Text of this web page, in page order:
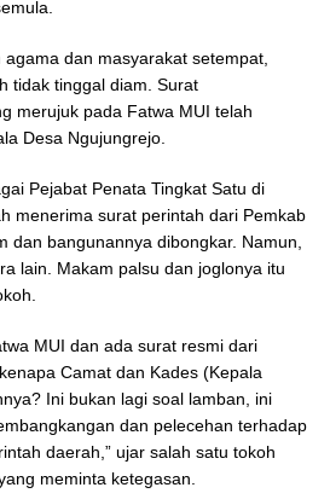
dan masyarakat setempat,
tidak tinggal diam. Surat
merujuk pada Fatwa MUI telah
Desa Ngujungrejo.
Pejabat Penata Tingkat Satu di
menerima surat perintah dari Pemkab
dan bangunannya dibongkar. Namun,
lain. Makam palsu dan joglonya itu
MUI dan ada surat resmi dari
Camat dan Kades (Kepala
Ini bukan lagi soal lamban, ini
dan pelecehan terhadap
daerah,” ujar salah satu tokoh
meminta ketegasan.